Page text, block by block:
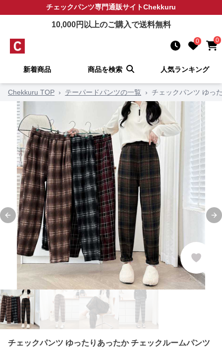
チェックパンツ専門通販サイトChekkuru
10,000円以上のご購入で送料無料
0 0
新着商品 商品を検索 人気ランキング
Chekkuru TOP › テーパードパンツの一覧 › チェックパンツ ゆっ
Previous slide
チェックパンツ ゆったりあったか チェックルームパンツ